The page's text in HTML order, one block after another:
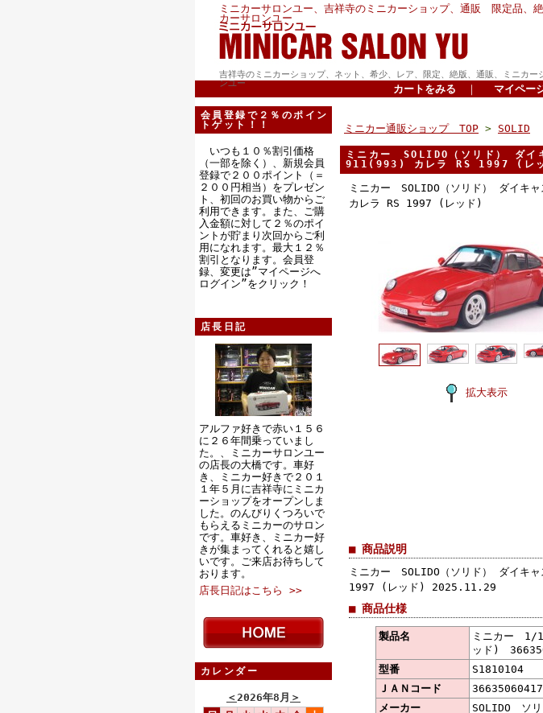
ミニカーサロンユー、吉祥寺のミニカーショップ、通販 限定品、
カーサロンユー
吉祥寺のミニカーショップ、ネット、希少、レア、限定、絶版、通販、ミニカー
ンユー
カートをみる ｜ マイペー
会員登録で２％のポイン
トゲット！！
いつも１０％割引価格
（一部を除く）、新規会員
登録で２００ポイント（＝
２００円相当）をプレゼン
ト、初回のお買い物からご
利用できます。また、ご購
入金額に対して２％のポイ
ントが貯まり次回からご利
用になれます。最大１２％
割引となります。会員登
録、変更は”マイページへ
ログイン”をクリック！
店長日記
アルファ好きで赤い１５６
に２６年間乗っていまし
た。、ミニカーサロンユー
の店長の大橋です。車好
き、ミニカー好きで２０１
１年５月に吉祥寺にミニカ
ーショップをオープンしま
した。のんびりくつろいで
もらえるミニカーのサロン
です。車好き、ミニカー好
きが集まってくれると嬉し
いです。ご来店お待ちして
おります。
店長日記はこちら >>
カレンダー
＜2026年8月 ＞
ミニカー通販ショップ TOP > SOLID
ミニカー SOLIDO（ソリド） ダ
911(993) カレラ RS 1997 (レ
ミニカー SOLIDO（ソリド） ダイ
カレラ RS 1997 (レッド)
拡大表示
■ 商品説明
ミニカー SOLIDO（ソリド） ダイ
1997 (レッド) 2025.11.29
■ 商品仕様
製品名
ミニカー 1/
ッド)
型番
S1810104
ＪＡＮコード
メーカー
SOLIDO ソリ